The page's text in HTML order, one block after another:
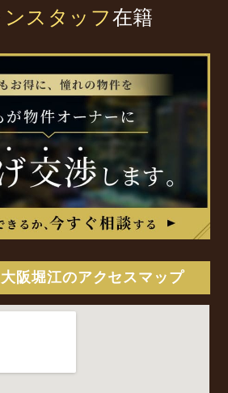
スタッフ在籍
阪堀江のアクセスマップ